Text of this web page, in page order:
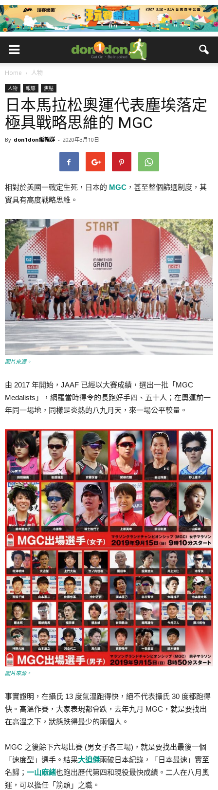
Home 人物
人物 報導 焦點
日本馬拉松奧運代表塵埃落定
極具戰略思維的 MGC
By don1don編輯群 - 2020年3月10日
相對於美國一戰定生死，日本的 MGC ，甚至整個篩選制度，其
實具有高度戰略思維。
圖片來源。
由 2017 年開始，JAAF 已經以大賽成績，選出一批「MGC
Medalists」，網羅當時得令的長跑好手四、五十人；在奧運前一
年同一場地，同樣是炎熱的八九月天，來一場公平較量。
圖片來源。
事實證明，在攝氏 13 度氣溫跑得快，絕不代表攝氏 30 度都跑得
快。高溫作賽，大家表現都會跌，去年九月 MGC，就是要找出
在高溫之下，狀態跌得最少的兩個人。
MGC 之後餘下六場比賽 (男女子各三場)，就是要找出最後一個
「速度型」選手。結果大迫傑兩破日本紀錄，「日本最速」實至
名歸； 一山麻緒也跑出歷代第四和現役最快成績。二人在八月奧
運，可以擔任「箭頭」之職。